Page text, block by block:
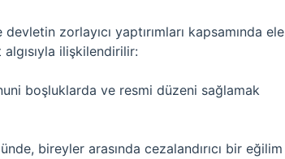
zorlayıcı yaptırımları kapsamında ele
ilişkilendirilir:
boşluklarda ve resmi düzeni sağlamak
bireyler arasında cezalandırıcı bir eğilim